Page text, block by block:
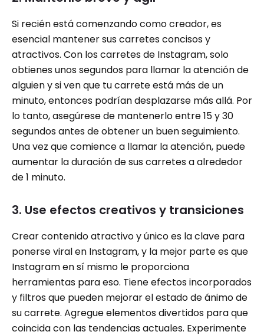
Si recién está comenzando como creador, es
esencial mantener sus carretes concisos y
atractivos. Con los carretes de Instagram, solo
obtienes unos segundos para llamar la atención de
alguien y si ven que tu carrete está más de un
minuto, entonces podrían desplazarse más allá. Por
lo tanto, asegúrese de mantenerlo entre 15 y 30
segundos antes de obtener un buen seguimiento.
Una vez que comience a llamar la atención, puede
aumentar la duración de sus carretes a alrededor
de 1 minuto.
3. Use efectos creativos y transiciones
Crear contenido atractivo y único es la clave para
ponerse viral en Instagram, y la mejor parte es que
Instagram en sí mismo le proporciona
herramientas para eso. Tiene efectos incorporados
y filtros que pueden mejorar el estado de ánimo de
su carrete. Agregue elementos divertidos para que
coincida con las tendencias actuales. Experimente